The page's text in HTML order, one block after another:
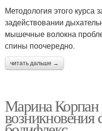
Методология этого курса
задействовании
мышечные волокна
спины поочередно.
читать дальше →
Марина Корпан
возникновения